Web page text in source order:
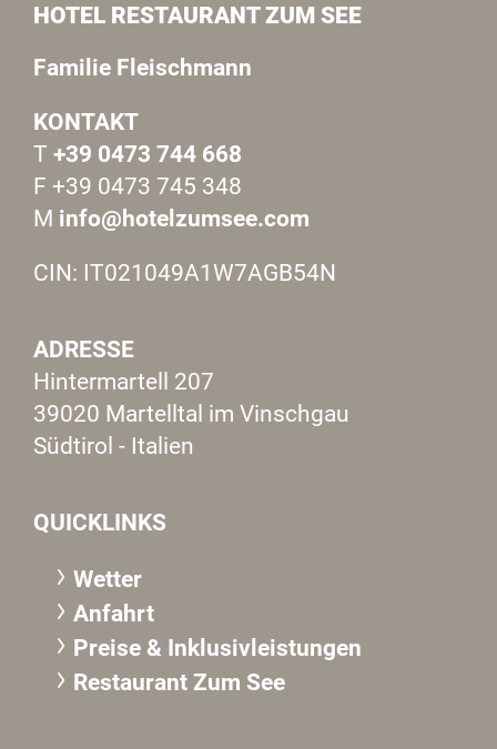
HOTEL RESTAURANT ZUM SEE
Familie Fleischmann
KONTAKT
T +39 0473 744 668
F +39 0473 745 348
M info@hotelzumsee.com
CIN: IT021049A1W7AGB54N
ADRESSE
Hintermartell 207
39020 Martelltal im Vinschgau
Südtirol - Italien
QUICKLINKS
Wetter
Anfahrt
Preise & Inklusivleistungen
Restaurant Zum See